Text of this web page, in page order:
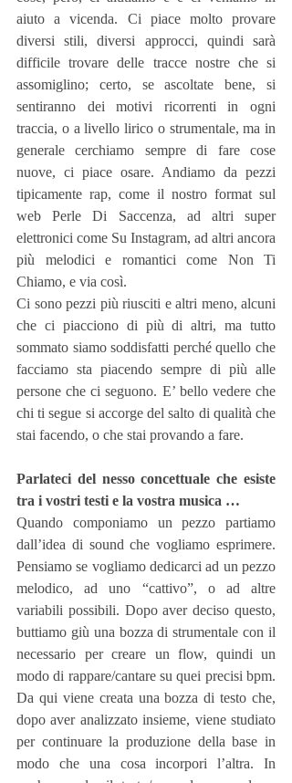
aiuto a vicenda. Ci piace molto provare
diversi stili, diversi approcci, quindi sarà
difficile trovare delle tracce nostre che si
assomiglino; certo, se ascoltate bene, si
sentiranno dei motivi ricorrenti in ogni
traccia, o a livello lirico o strumentale, ma in
generale cerchiamo sempre di fare cose
nuove, ci piace osare. Andiamo da pezzi
tipicamente rap, come il nostro format sul
web Perle Di Saccenza, ad altri super
elettronici come Su Instagram, ad altri ancora
più melodici e romantici come Non Ti
Chiamo, e via così.
Ci sono pezzi più riusciti e altri meno, alcuni
che ci piacciono di più di altri, ma tutto
sommato siamo soddisfatti perché quello che
facciamo sta piacendo sempre di più alle
persone che ci seguono. E’ bello vedere che
chi ti segue si accorge del salto di qualità che
stai facendo, o che stai provando a fare.
Parlateci del nesso concettuale che esiste
tra i vostri testi e la vostra musica …
Quando componiamo un pezzo partiamo
dall’idea di sound che vogliamo esprimere.
Pensiamo se vogliamo dedicarci ad un pezzo
melodico, ad uno “cattivo”, o ad altre
variabili possibili. Dopo aver deciso questo,
buttiamo giù una bozza di strumentale con il
necessario per creare un flow, quindi un
modo di rappare/cantare su quei precisi bpm.
Da qui viene creata una bozza di testo che,
dopo aver analizzato insieme, viene studiato
per continuare la produzione della base in
modo che una cosa incorpori l’altra. In